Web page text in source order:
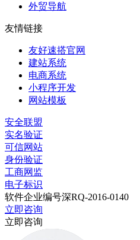
外贸导航
友情链接
友好速搭官网
建站系统
电商系统
小程序开发
网站模板
安全联盟
实名验证
可信网站
身份验证
工商网监
电子标识
软件企业编号深RQ-2016-0140
立即咨询
立即咨询